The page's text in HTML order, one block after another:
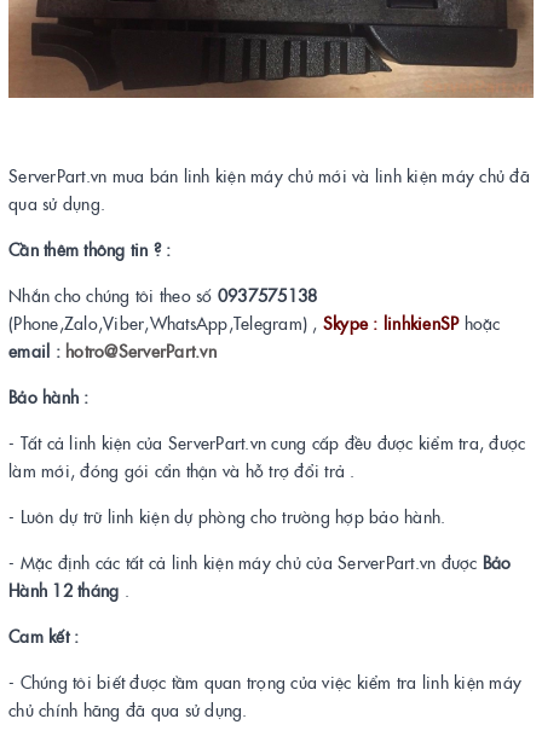
ServerPart.vn mua bán linh kiện máy chủ mới và linh kiện máy chủ đã
qua sử dụng.
Cần thêm thông tin ? :
Nhắn cho chúng tôi theo số 0937575138
(Phone,Zalo,Viber,WhatsApp,Telegram) , Skype : linhkienSPhoặc
email : hotro@ServerPart.vn
Bảo hành :
- Tất cả linh kiện của ServerPart.vn cung cấp đều được kiểm tra, được
làm mới, đóng gói cẩn thận và hỗ trợ đổi trả .
- Luôn dự trữ linh kiện dự phòng cho trường hợp bảo hành.
- Mặc định các tất cả linh kiện máy chủ của ServerPart.vn được Bảo
Hành 12 tháng .
Cam kết :
- Chúng tôi biết được tầm quan trọng của việc kiểm tra linh kiện máy
chủ chính hãng đã qua sử dụng.